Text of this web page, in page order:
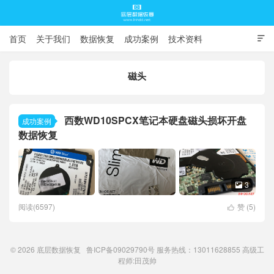

首页 关于我们 数据恢复 成功案例 技术资料
磁头
成功案例
西数WD10SPCX笔记本硬盘磁头损坏开盘
数据恢复
 3
 赞 (5)
阅读(6597)
© 2026 底层数据恢复 鲁ICP备09029790号服务热线：13011628855 高级工
程师:田茂帅